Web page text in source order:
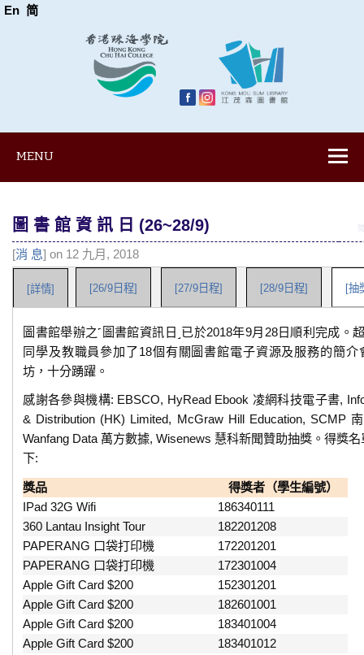
En 简
MENU
圖 書 館 資 訊 日 (26~28/9)
[消 息] on 12 九月, 2018
[詳情] [26/9日程] [27/9日程] [28/9日程] [抽
圖書館舉辦之˹圖書館資訊日˼已於2018年9月28日順利完成。
同學及教職員參加了18個有關圖書館電子資源及服務的簡介
坊，十分踴躍。
感謝各參與機構: EBSCO, HyRead Ebook 凌網科技電子書,
& Distribution (HK) Limited, McGraw Hill Education, SCMP
Wanfang Data 萬方數據, Wisenews 慧科新聞贊助抽獎。得獎
下:
獎品
得獎者（學生編號）
IPad 32G Wifi
186340111
360 Lantau Insight Tour
182201208
PAPERANG 口袋打印機
172201201
PAPERANG 口袋打印機
172301004
Apple Gift Card $200
152301201
Apple Gift Card $200
182601001
Apple Gift Card $200
183401004
Apple Gift Card $200
183401012